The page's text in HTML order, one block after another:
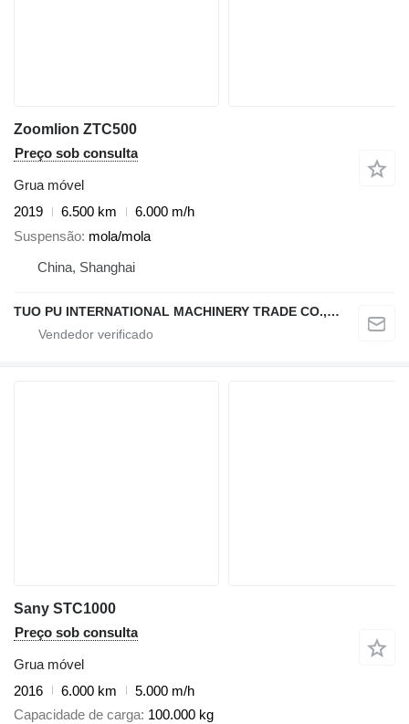
Zoomlion ZTC500
Preço sob consulta
Grua móvel
2019
6.500 km
6.000 m/h
Suspensão mola/mola
China, Shanghai
TUO PU INTERNATIONAL MACHINERY TRADE CO., LTD
Sany STC1000
Preço sob consulta
Grua móvel
2016
6.000 km
5.000 m/h
Capacidade de carga 100.000 kg